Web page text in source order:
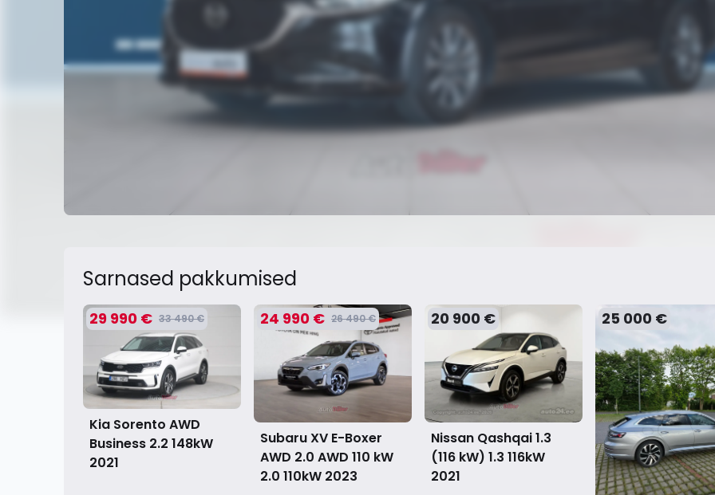
Sarnased pakkumised
29 990 € 33 490 €
Kia Sorento AWD
Business 2.2 148kW
2021
24 990 € 26 490 €
Subaru XV E-Boxer
AWD 2.0 AWD 110 kW
2.0 110kW 2023
20 900 €
Nissan Qashqai 1.3
(116 kW) 1.3 116kW
2021
25 000 €